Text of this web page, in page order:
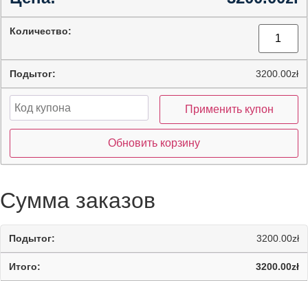
3200.00zł
Применить купон
Обновить корзину
Сумма заказов
3200.00zł
3200.00zł